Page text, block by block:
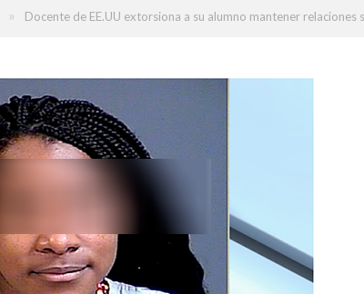
» Docente de EE.UU extorsiona a su alumno mantener relaciones